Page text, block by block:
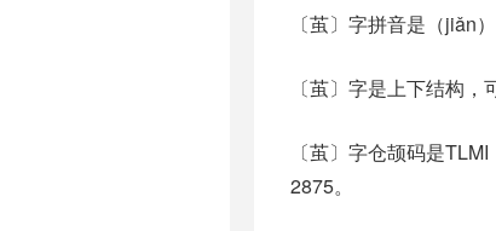
〔茧〕字拼音是（jiǎn
〔茧〕字是上下结构，
〔茧〕字仓颉码是
2875。